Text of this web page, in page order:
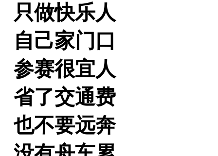
只做快乐人
自己家门口
参赛很宜人
省了交通费
也不要远奔